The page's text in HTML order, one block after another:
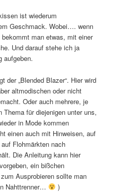
ist wiederum
Geschmack. Wobei…. wenn
man etwas, mit einer
Und darauf stehe ich ja
aufgeben.
der „Blended Blazer“. Hier wird
altmodischen oder nicht
Oder auch mehrere, je
für diejenigen unter uns,
in Mode kommen
einen auch mit Hinweisen, auf
Flohmärkten nach
Die Anleitung kann hier
ein bißchen
Ausprobieren sollte man
Nahttrenner…
)